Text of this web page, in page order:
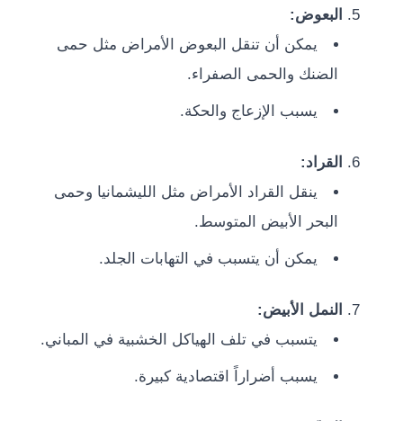
البعوض:
يمكن أن تنقل البعوض الأمراض مثل حمى
الضنك والحمى الصفراء.
يسبب الإزعاج والحكة.
القراد:
ينقل القراد الأمراض مثل الليشمانيا وحمى
البحر الأبيض المتوسط.
يمكن أن يتسبب في التهابات الجلد.
النمل الأبيض:
يتسبب في تلف الهياكل الخشبية في المباني.
يسبب أضراراً اقتصادية كبيرة.